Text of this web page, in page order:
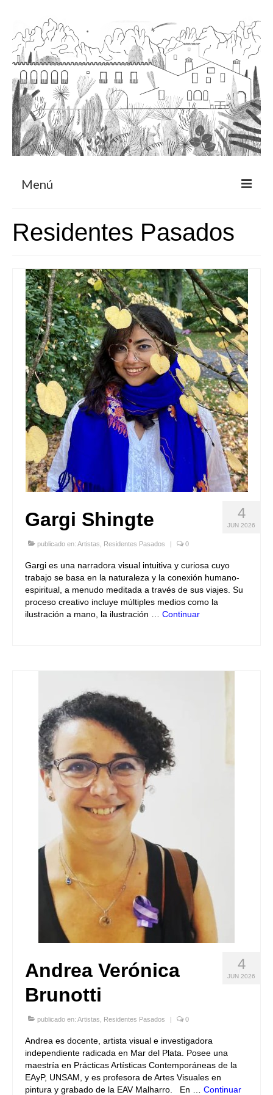
Menú
Programa de residencia
CRUCERO
Quedate con nosotras
Archivo
Contacto
Idioma:
Residentes Pasados
4
JUN 2026
Gargi Shingte
publicado en: Artistas Residentes Pasados | 0
Gargi es una narradora visual intuitiva y curiosa cuyo
trabajo se basa en la naturaleza y la conexión humano-
espiritual, a menudo meditada a través de sus viajes. Su
proceso creativo incluye múltiples medios como la
ilustración a mano, la ilustración … Continuar
4
JUN 2026
Andrea Verónica
Brunotti
publicado en: Artistas Residentes Pasados | 0
Andrea es docente, artista visual e investigadora
independiente radicada en Mar del Plata. Posee una
maestría en Prácticas Artísticas Contemporáneas de la
EAyP, UNSAM, y es profesora de Artes Visuales en
pintura y grabado de la EAV Malharro. En … Continuar